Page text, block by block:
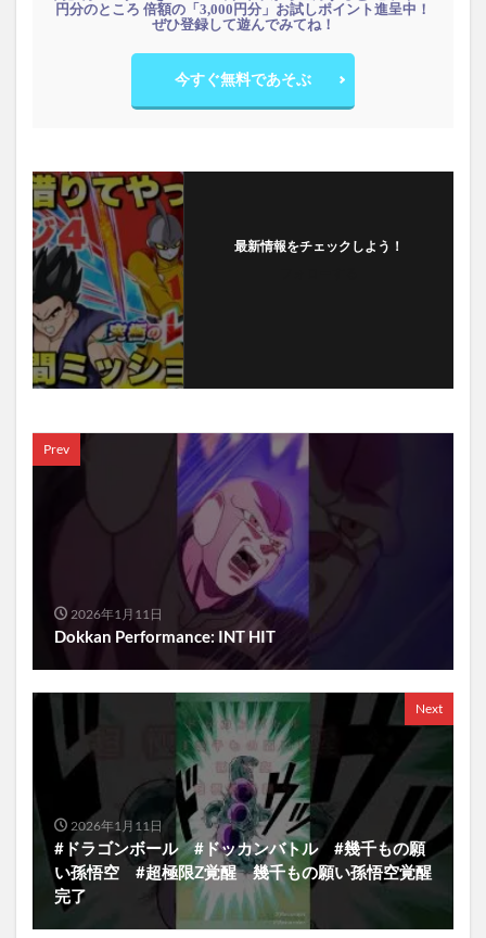
円分のところ 倍額の「3,000円分」お試しポイント進呈中！
ぜひ登録して遊んでみてね！
今すぐ無料であそぶ
最新情報をチェックしよう！
Prev
2026年1月11日
Dokkan Performance: INT HIT
Next
2026年1月11日
#ドラゴンボール #ドッカンバトル #幾千もの願
い孫悟空 #超極限Z覚醒 幾千もの願い孫悟空覚醒
完了